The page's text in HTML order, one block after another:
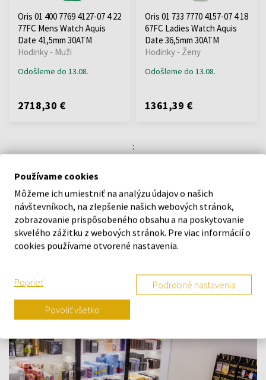
Oris 01 400 7769 4127-07 4 22
77FC Mens Watch Aquis
Date 41,5mm 30ATM
Hodinky - Muži
Odošleme do 13.08.
2718,30 €
Oris 01 733 7770 4157-07 4 18
67FC Ladies Watch Aquis
Date 36,5mm 30ATM
Hodinky - Ženy
Odošleme do 13.08.
1361,39 €
:
O SPOLOČNOSTI
O nás
Kontakt
Výdajné miesto a predajňa KOKU Šamorín
Používame cookies
Môžeme ich umiestniť na analýzu údajov o našich
návštevníkoch, na zlepšenie našich webových stránok,
zobrazovanie prispôsobeného obsahu a na poskytovanie
skvelého zážitku z webových stránok. Pre viac informácií o
cookies používame otvorené nastavenia.
Poprieť Podrobné nastavenia
Povoliť všetko